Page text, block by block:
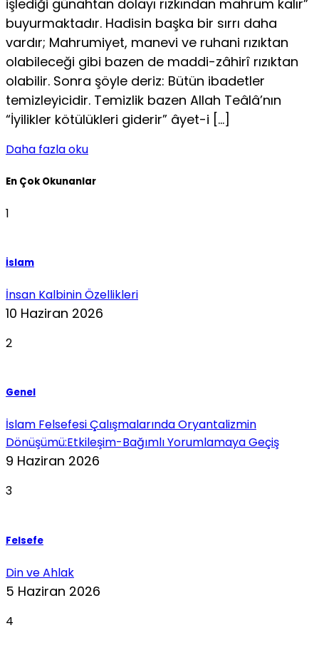
işlediği günahtan dolayı rızkından mahrum kalır”
buyurmaktadır. Hadisin başka bir sırrı daha
vardır; Mahrumiyet, manevi ve ruhani rızıktan
olabileceği gibi bazen de maddi-zâhirî rızıktan
olabilir. Sonra şöyle deriz: Bütün ibadetler
temizleyicidir. Temizlik bazen Allah Teâlâ’nın
“İyilikler kötülükleri giderir” âyet-i […]
Daha fazla oku
En Çok Okunanlar
1
İslam
İnsan Kalbinin Özellikleri
10 Haziran 2026
2
Genel
İslam Felsefesi Çalışmalarında Oryantalizmin
Dönüşümü:Etkileşim-Bağımlı Yorumlamaya Geçiş
9 Haziran 2026
3
Felsefe
Din ve Ahlak
5 Haziran 2026
4